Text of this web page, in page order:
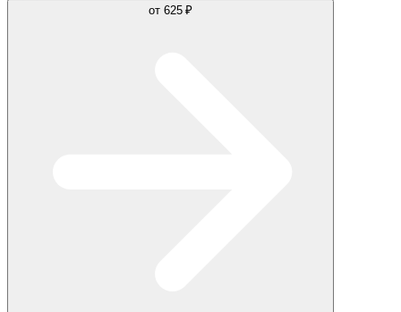
от 625 ₽